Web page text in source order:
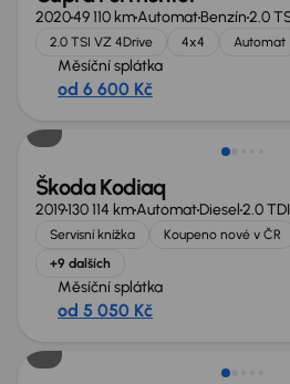
202049 110 kmAutomatBenzín2.0
2.0 TSI VZ 4Drive 4x4 Automat
Měsíční splátka
od 6 600 Kč
Zlevněno o 20 000 Kč
Škoda Kodiaq
2019130 114 kmAutomatDiesel2.0
Servisní knížka Koupeno nové v ČR
+9 dalších
Měsíční splátka
od 5 050 Kč
Nově v nabídce